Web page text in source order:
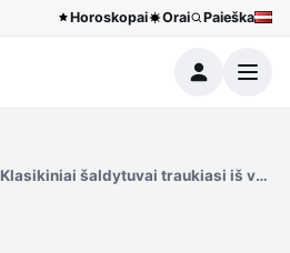
Horoskopai Orai Paieška
Meniu
Klasikiniai šaldytuvai traukiasi iš